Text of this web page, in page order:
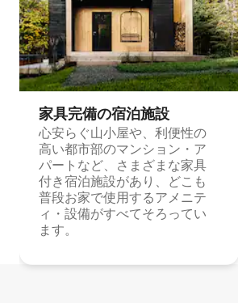
家具完備の宿⁠泊⁠施⁠設
心安らぐ山小屋や、利便性の
高い都市部のマンション・ア
パートなど、さまざまな家具
付き宿泊施設があり、どこも
普段お家で使用するアメニテ
ィ・設備がすべてそろってい
ます。